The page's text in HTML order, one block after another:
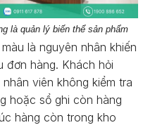
là quản lý biến thể sản phẩm
là nguyên nhân khiến
đơn hàng. Khách hỏi
viên không kiểm tra
hoặc sổ ghi còn hàng
hàng còn trong kho